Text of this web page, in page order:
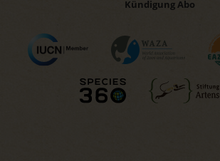
Kündigung Abo